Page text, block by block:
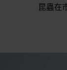
昆蟲在